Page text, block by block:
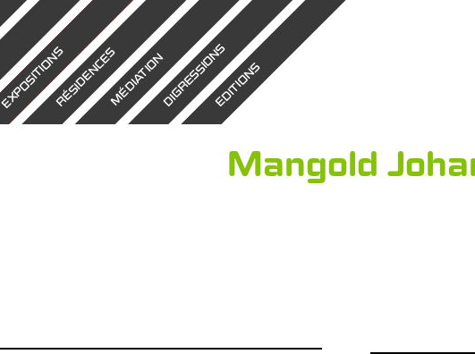
EXPOSITIONSRÉSIDENCESMÉDIATIONDIGRESSIONSEDITIONS
Mangold